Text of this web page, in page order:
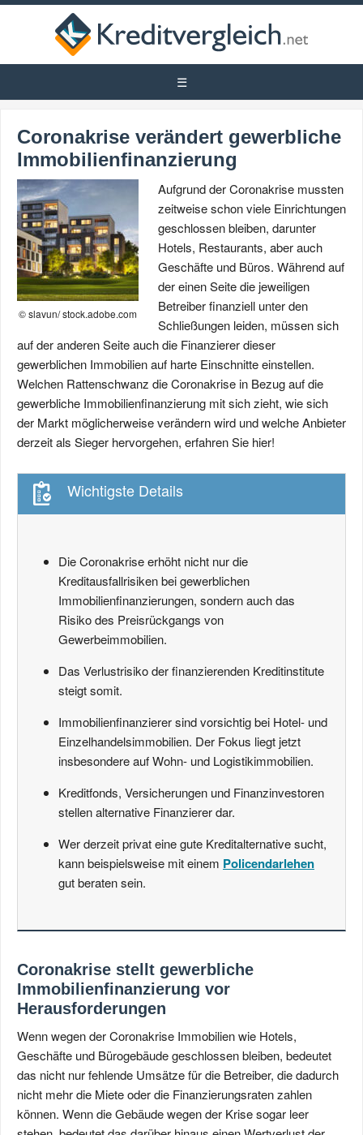
Coronakrise verändert gewerbliche
Immobilienfinanzierung
© slavun/ stock.adobe.com
Aufgrund der Coronakrise mussten
zeitweise schon viele Einrichtungen
geschlossen bleiben, darunter
Hotels, Restaurants, aber auch
Geschäfte und Büros. Während auf
der einen Seite die jeweiligen
Betreiber finanziell unter den
Schließungen leiden, müssen sich
auf der anderen Seite auch die Finanzierer dieser
gewerblichen Immobilien auf harte Einschnitte einstellen.
Welchen Rattenschwanz die Coronakrise in Bezug auf die
gewerbliche Immobilienfinanzierung mit sich zieht, wie sich
der Markt möglicherweise verändern wird und welche Anbieter
derzeit als Sieger hervorgehen, erfahren Sie hier!
Wichtigste Details
Die Coronakrise erhöht nicht nur die
Kreditausfallrisiken bei gewerblichen
Immobilienfinanzierungen, sondern auch das
Risiko des Preisrückgangs von
Gewerbeimmobilien.
Das Verlustrisiko der finanzierenden Kreditinstitute
steigt somit.
Immobilienfinanzierer sind vorsichtig bei Hotel- und
Einzelhandelsimmobilien. Der Fokus liegt jetzt
insbesondere auf Wohn- und Logistikimmobilien.
Kreditfonds, Versicherungen und Finanzinvestoren
stellen alternative Finanzierer dar.
Wer derzeit privat eine gute Kreditalternative sucht,
kann beispielsweise mit einem Policendarlehen
gut beraten sein.
Coronakrise stellt gewerbliche
Immobilienfinanzierung vor
Herausforderungen
Wenn wegen der Coronakrise Immobilien wie Hotels,
Geschäfte und Bürogebäude geschlossen bleiben, bedeutet
das nicht nur fehlende Umsätze für die Betreiber, die dadurch
nicht mehr die Miete oder die Finanzierungsraten zahlen
können. Wenn die Gebäude wegen der Krise sogar leer